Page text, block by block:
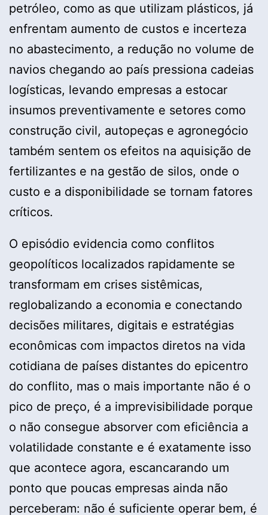
petróleo, como as que utilizam plásticos, já
enfrentam aumento de custos e incerteza
no abastecimento, a redução no volume de
navios chegando ao país pressiona cadeias
logísticas, levando empresas a estocar
insumos preventivamente e setores como
construção civil, autopeças e agronegócio
também sentem os efeitos na aquisição de
fertilizantes e na gestão de silos, onde o
custo e a disponibilidade se tornam fatores
críticos.
O episódio evidencia como conflitos
geopolíticos localizados rapidamente se
transformam em crises sistêmicas,
reglobalizando a economia e conectando
decisões militares, digitais e estratégias
econômicas com impactos diretos na vida
cotidiana de países distantes do epicentro
do conflito, mas o mais importante não é o
pico de preço, é a imprevisibilidade porque
o não consegue absorver com eficiência a
volatilidade constante e é exatamente isso
que acontece agora, escancarando um
ponto que poucas empresas ainda não
perceberam: não é suficiente operar bem, é